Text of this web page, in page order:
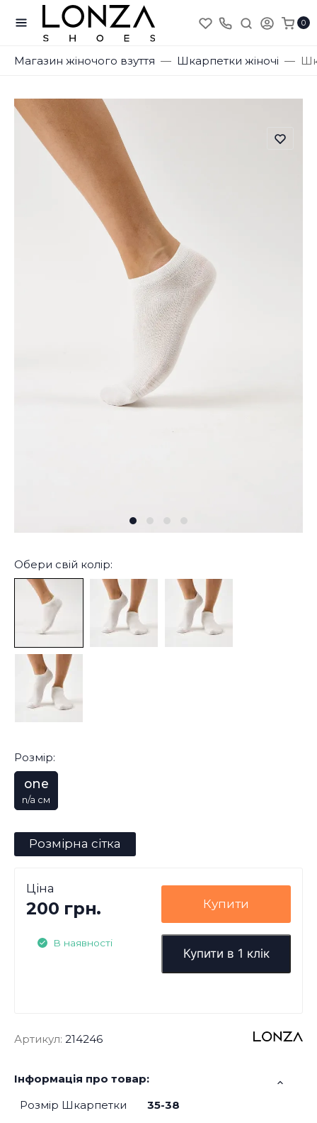
0
Магазин жіночого взуття Шкарпетки жіночі
Обери свій колір:
Розмір:
one
n/a см
Розмірна сітка
Ціна
200 грн.
В наявності
Купити
Купити в 1 клік
Артикул: 214246
Інформація про товар:
Розмір Шкарпетки
35-38